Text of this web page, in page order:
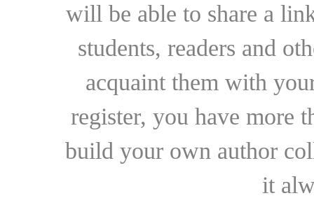
will be able to share a
students, readers and
acquaint them with
register, you have more
build your own author
it